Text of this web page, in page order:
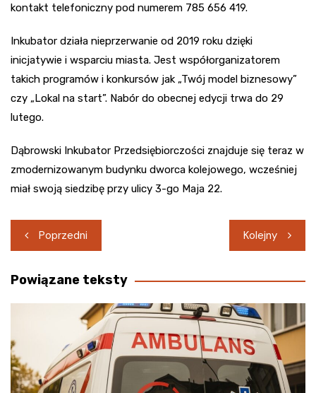
kontakt telefoniczny pod numerem 785 656 419.
Inkubator działa nieprzerwanie od 2019 roku dzięki
inicjatywie i wsparciu miasta. Jest współorganizatorem
takich programów i konkursów jak „Twój model biznesowy”
czy „Lokal na start”. Nabór do obecnej edycji trwa do 29
lutego.
Dąbrowski Inkubator Przedsiębiorczości znajduje się teraz w
zmodernizowanym budynku dworca kolejowego, wcześniej
miał swoją siedzibę przy ulicy 3-go Maja 22.
Nawigacja
wpisu
Poprzedni Kolejny
Powiązane teksty